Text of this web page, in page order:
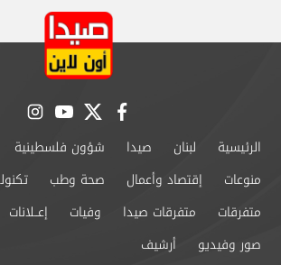
facebook
twitter
youtube
الرئيسية لبنان صيدا شؤون فلسطينية
منوعات
إقتصاد وأعمال صحة وطب
متفرقات
متفرقات صيدا وفيات إعــلانات
صور وفيديو
أرشيف